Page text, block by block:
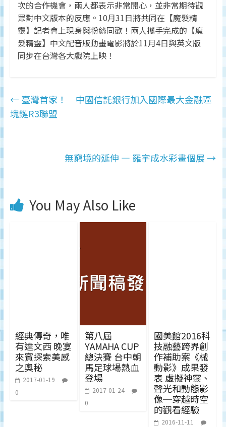
次的合作機會，兩人都表示非常開心，並非常期待觀
眾對中文版本的反應。10月31日將共同在【魔髮精
靈】記者會上現身與粉絲同歡！兩人攜手完成的【魔
髮精靈】中文配音版動畫電影將於11月4日與英文版
同步在台灣各大戲院上映！
←臺灣首家！ 中國信託銀行加入國際最大金融區
塊鏈R3聯盟
無窮境的延伸 — 羅宇成水彩畫個展→
You May Also Like
經典傳奇，唯
有達文西 晚宴
來賓探索美感
之奧秘
2017-01-19
0
第八屆
YAMAHA CUP
總決賽 台中朝
馬足球場熱血
登場
2017-01-24
0
國美館2016科
技融藝跨界創
作補助案《械
動影》成果發
表 虛擬神靈、
聲光和動態影
像─穿越時空
的觀看經驗
2016-11-11